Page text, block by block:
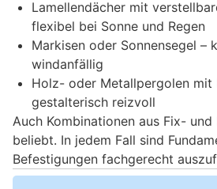
Lamellendächer mit
flexibel bei Sonne und Regen
Markisen oder Sonnensegel –
windanfällig
Holz- oder Metallpergolen mit
gestalterisch reizvoll
Auch Kombinationen aus Fix-
beliebt. In jedem Fall sind
Befestigungen fachgerecht